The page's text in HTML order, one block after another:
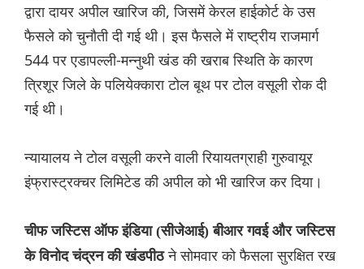
द्वारा दायर अपील खारिज की, जिसमें केरल हाईकोर्ट के उस
फैसले को चुनौती दी गई थी। इस फैसले में राष्ट्रीय राजमार्ग
544 पर एडापल्ली-मन्नुथी खंड की खराब स्थिति के कारण
त्रिशूर जिले के पलियेक्कारा टोल बूथ पर टोल वसूली रोक दी
गई थी।
न्यायालय ने टोल वसूली करने वाली रियायतग्राही गुरुवायूर
इंफ्रास्ट्रक्चर लिमिटेड की अपील को भी खारिज कर दिया।
चीफ जस्टिस ऑफ इंडिया (सीजेआई) बीआर गवई और जस्टिस
के विनोद चंद्रन की खंडपीठने सोमवार को फैसला सुरक्षित रख